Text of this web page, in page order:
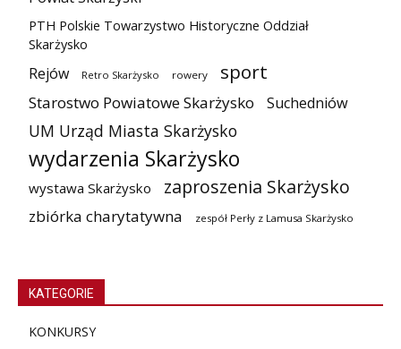
PTH Polskie Towarzystwo Historyczne Oddział
Skarżysko
Rejów Retro Skarżysko rowery sport
Starostwo Powiatowe Skarżysko Suchedniów
UM Urząd Miasta Skarżysko
wydarzenia Skarżysko
wystawa Skarżysko zaproszenia Skarżysko
zbiórka charytatywna zespół Perły z Lamusa Skarżysko
KATEGORIE
KONKURSY